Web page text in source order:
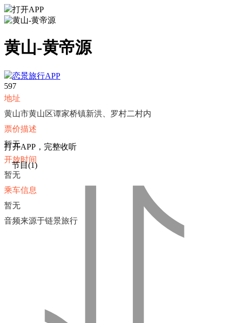
打开APP
黄山-黄帝源
恋景旅行APP
597
地址
黄山市黄山区谭家桥镇新洪、罗村二村内
票价描述
暂无
开放时间
暂无
乘车信息
暂无
音频来源于链景旅行
打开APP，完整收听
节目(1)